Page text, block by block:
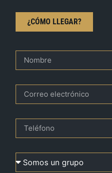
¿CÓMO LLEGAR?